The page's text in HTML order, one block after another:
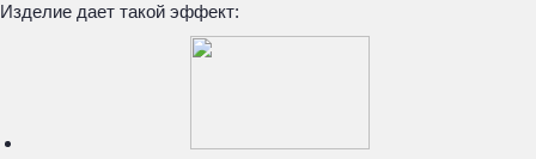
Изделие дает такой эффект: